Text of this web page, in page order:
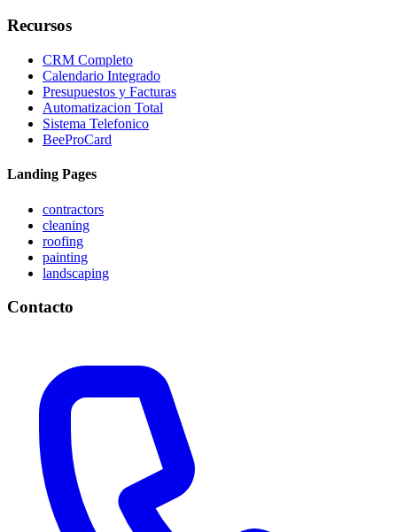
Recursos
CRM Completo
Calendario Integrado
Presupuestos y Facturas
Automatizacion Total
Sistema Telefonico
BeeProCard
Landing Pages
contractors
cleaning
roofing
painting
landscaping
Contacto